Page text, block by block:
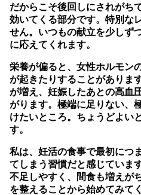
だからこそ後回しにされがち
効いてくる部分です。特別な
せん。いつもの献立を少しず
に応えてくれます。
栄養が偏ると、女性ホルモン
が起きたりすることがありま
が増え、妊娠したあとの高血
がります。極端に足りない、
けたいところ。ちょうどよい
す。
私は、妊活の食事で最初につ
てしまう習慣だと感じていま
不足しやすく、間食も増えが
を整えることから始めてみて